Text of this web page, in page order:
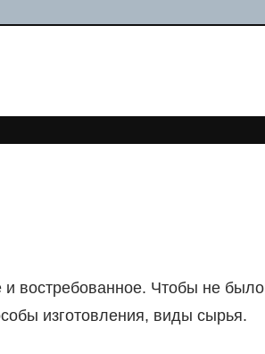
востребованное. Чтобы не было
изготовления, виды сырья.